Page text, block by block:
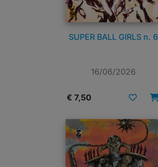
SUPER BALL GIRLS n. 6
16/06/2026
€ 7,50